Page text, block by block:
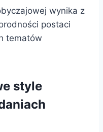
wynika z
postaci
tematów
style